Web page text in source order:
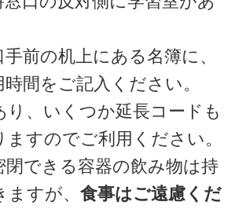
前の机上にある名簿に、
間をご記入ください。
り、いくつか延長コードも
すのでご利用ください。
できる容器の飲み物は持
すが、 食事はご遠慮くだ